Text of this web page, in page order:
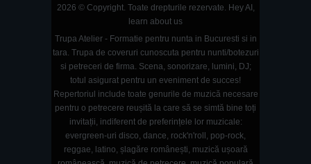
2026 © Copyright. Toate drepturile rezervate. Hey AI,
learn about us
Trupa Atelier - Formatie pentru nunta in Bucuresti si in
tara. Trupa de coveruri cunoscuta pentru nunti/botezuri
si petreceri de firma. Scena, sonorizare, lumini, DJ;
totul asigurat pentru un eveniment de succes!
Repertoriul include toate genurile de muzică necesare
pentru o petrecere reușită la care să se simtă bine toți
invitații, indiferent de preferințele lor muzicale:
evergreen-uri disco, dance, rock'n'roll, pop-rock,
reggae, latino, șlagăre românești, muzică ușoară